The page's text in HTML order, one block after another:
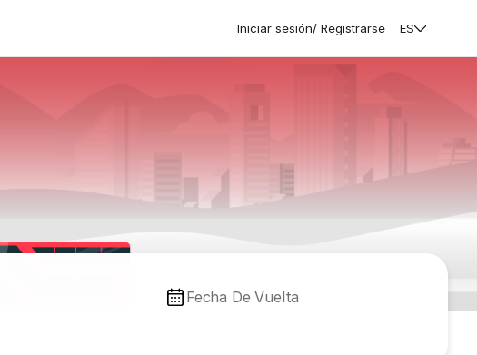
Iniciar sesión/ Registrarse ES
Fecha De Vuelta